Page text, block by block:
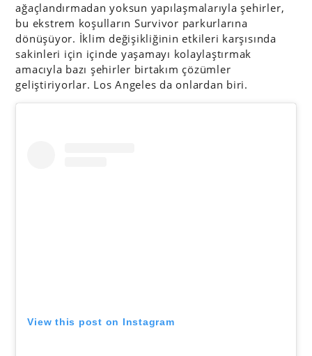
ağaçlandırmadan yoksun yapılaşmalarıyla şehirler,
bu ekstrem koşulların Survivor parkurlarına
dönüşüyor. İklim değişikliğinin etkileri karşısında
sakinleri için içinde yaşamayı kolaylaştırmak
amacıyla bazı şehirler birtakım çözümler
geliştiriyorlar. Los Angeles da onlardan biri.
View this post on Instagram